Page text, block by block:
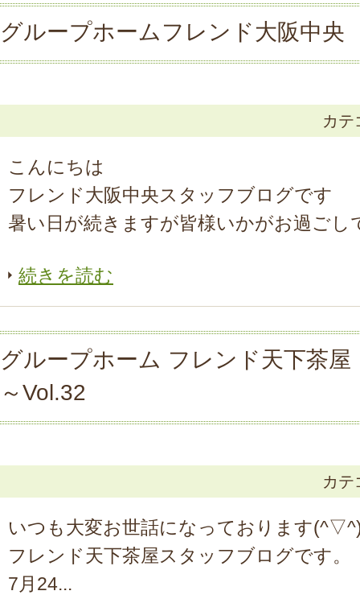
グループホームフレンド大阪中
カ
こんにちは
フレンド大阪中央スタッフブログです
暑い日が続きますが皆様いかがお過ごし
続きを読む
グループホーム フレンド天下茶
～Vol.32
カ
いつも大変お世話になっております
フレンド天下茶屋スタッフブログです。
7月24...